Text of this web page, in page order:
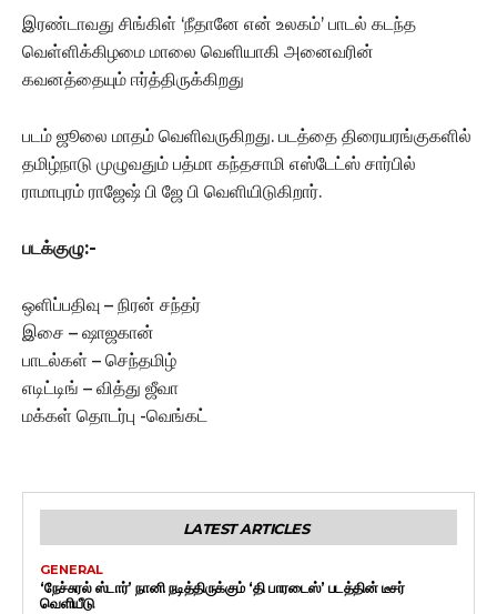
இரண்டாவது சிங்கிள் ‘நீதானே என் உலகம்’ பாடல் கடந்த
வெள்ளிக்கிழமை மாலை வெளியாகி அனைவரின்
கவனத்தையும் ஈர்த்திருக்கிறது
படம் ஜூலை மாதம் வெளிவருகிறது. படத்தை திரையரங்குகளில்
தமிழ்நாடு முழுவதும் பத்மா கந்தசாமி எஸ்டேட்ஸ் சார்பில்
ராமாபுரம் ராஜேஷ் பி ஜே பி வெளியிடுகிறார்.
படக்குழு:-
ஒளிப்பதிவு – நிரன் சந்தர்
இசை – ஷாஜகான்
பாடல்கள் – செந்தமிழ்
எடிட்டிங் – வித்து ஜீவா
மக்கள் தொடர்பு -வெங்கட்
LATEST ARTICLES
GENERAL
‘நேச்சுரல் ஸ்டார்’ நானி நடித்திருக்கும் ‘தி பாரடைஸ்’ படத்தின் டீசர்
வெளியீடு